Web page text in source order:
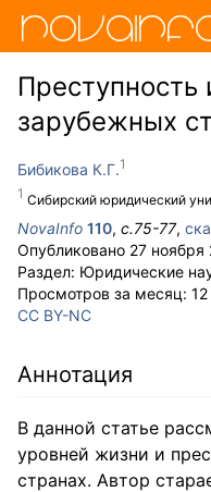
Преступность
зарубежных
Бибикова К.Г.
Сибирский юридический
NovaInfo 110, с.75-77,
Опубликовано 27 ноября
Раздел: Юридические
Просмотров за месяц: 12
CC BY-NC
Аннотация
В данной статье
уровней жизни и
странах. Автор